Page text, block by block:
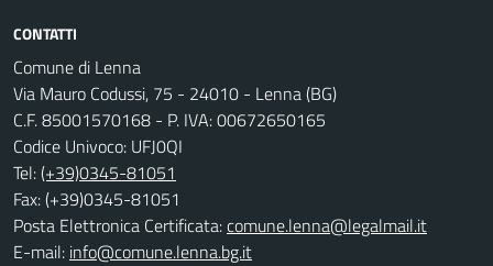
CONTATTI
Comune di Lenna
Via Mauro Codussi, 75 - 24010 - Lenna (BG)
C.F. 85001570168 - P. IVA: 00672650165
Codice Univoco: UFJ0QI
Tel:(+39)0345-81051
Fax: (+39)0345-81051
Posta Elettronica Certificata:comune.lenna@legalmail.it
E-mail: info@comune.lenna.bg.it